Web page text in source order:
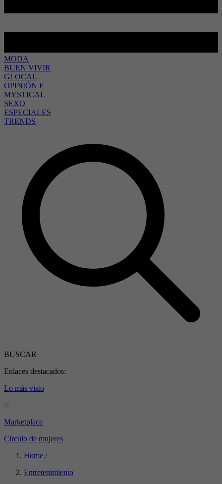
MODA
BUEN VIVIR
GLOCAL
OPINIÓN F
MYSTICAL
SEXO
ESPECIALES
TRENDS
BUSCAR
Enlaces destacados:
Lo más visto
Marketplace
Círculo de mujeres
Home /
Entretenimiento